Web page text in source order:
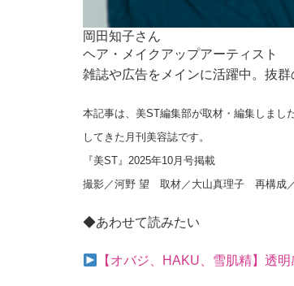
岡田知子さん
ヘア・メイクアップアーティスト
雑誌や広告をメインに活躍中。抜
本記事は、美ST編集部が取材・編集しまし
してきた月刊美容誌です。
『美ST』2025年10月号掲載
撮影／河野 望 取材／大山真理子 再構成
◆あわせて読みたい
【オバジ、HAKU、雪肌精】透